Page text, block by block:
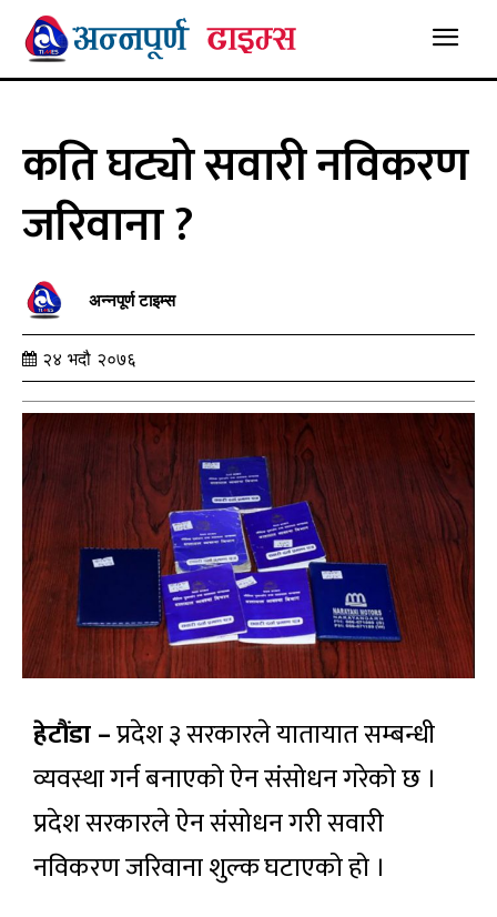
कति घट्यो सवारी नविकरण
जरिवाना ?
अन्नपूर्ण टाइम्स
२४ भदौ २०७६
हेटौंडा –प्रदेश ३ सरकारले यातायात सम्बन्धी
व्यवस्था गर्न बनाएको ऐन संसोधन गरेको छ ।
प्रदेश सरकारले ऐन संसोधन गरी सवारी
नविकरण जरिवाना शुल्क घटाएको हो ।